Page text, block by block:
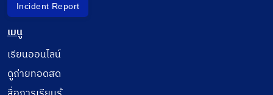
Incident Report
เมนู
เรียนออนไลน์
ดูถ่ายทอดสด